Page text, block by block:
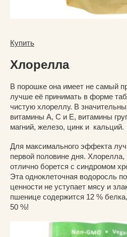
Купить
Хлорелла
В порошке она имеет не самый
лучше её принимать в форме
чистую хлореллу. В
витамины А, С и Е, витамины
магний, железо, цинк и кальций.
Для максимального эффекта
первой половине дня. Хлорелла,
отлично борется с синдромом
Эта одноклеточная водоросль
ценности не уступает мясу и
пшенице содержится 12 %
50 %!